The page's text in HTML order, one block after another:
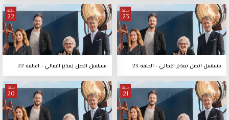
حلقة
23
مسلسل اتصل بمدير اعمالي - الحلقة 23
حلقة
22
مسلسل اتصل بمدير اعمالي - الحلقة 22
حلقة
21
حلقة
20